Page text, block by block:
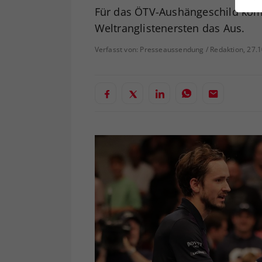
Für das ÖTV-Aushängeschild
Weltranglistenersten das Aus.
Verfasst von: Presseaussendung / Redaktion,